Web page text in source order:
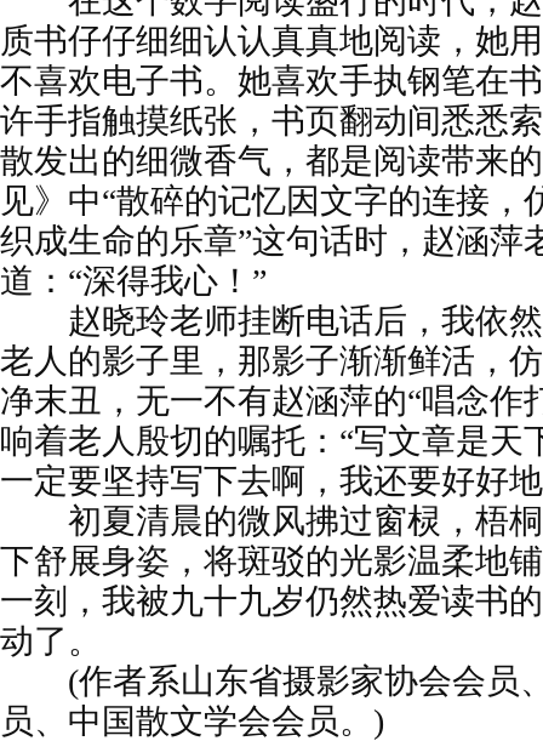
质书仔仔细细认认真真地阅读，她
不喜欢电子书。她喜欢手执钢笔在
许手指触摸纸张，书页翻动间悉悉
散发出的细微香气，都是阅读带来
见》中“散碎的记忆因文字的连接，
织成生命的乐章”这句话时，赵涵萍
道：“深得我心！”
赵晓玲老师挂断电话后，我依然
老人的影子里，那影子渐渐鲜活，
净末丑，无一不有赵涵萍的“唱念作
响着老人殷切的嘱托：“写文章是天
一定要坚持写下去啊，我还要好好
初夏清晨的微风拂过窗棂，梧桐
下舒展身姿，将斑驳的光影温柔地
一刻，我被九十九岁仍然热爱读书
动了。
(作者系山东省摄影家协会会员
员、中国散文学会会员。)